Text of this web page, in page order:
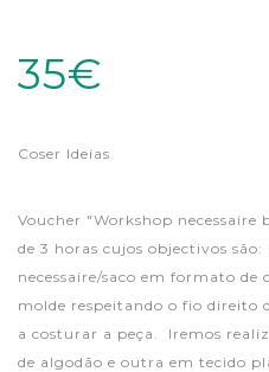
35€
Coser Ideias
Voucher "Workshop
de 3 horas cujos objectivos
necessaire/saco em formato
molde respeitando o fio direito
a costurar a peça. Iremos
de algodão e outra em tecido